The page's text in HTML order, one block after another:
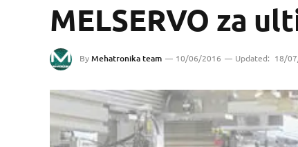
MELSERVO za
ByMehatronika team 10/06/2016 Updated: 18/